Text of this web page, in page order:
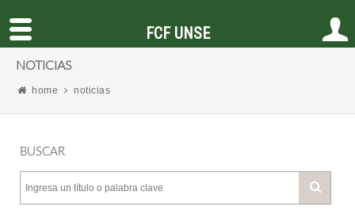
NOTICIAS
home noticias
BUSCAR
FCF UNSE